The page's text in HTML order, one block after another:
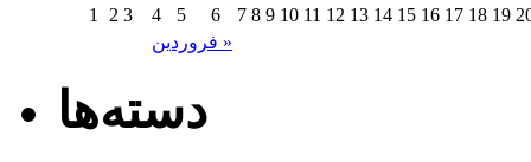
فروردین »
1 2 3 4 5 6 7 8 9 10 11 12 13 14 15 16 17 18 19
دسته‌ها